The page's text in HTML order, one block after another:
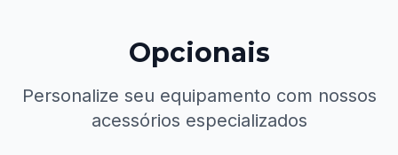
Opcionais
Personalize seu equipamento com nossos
acessórios especializados